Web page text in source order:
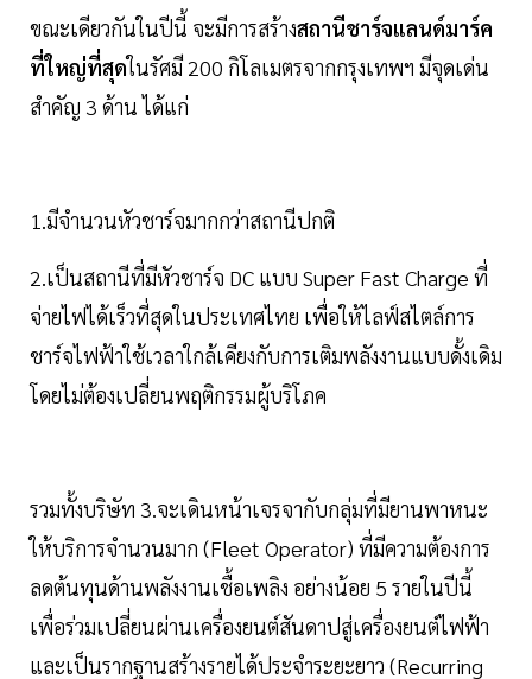
ขณะเดียวกันในปีนี้ จะมีการสร้างสถานีชาร์จแลนด์มาร์ค
ที่ใหญ่ที่สุดในรัศมี 200 กิโลเมตรจากกรุงเทพฯ มีจุดเด่น
สำคัญ 3 ด้าน ได้แก่
1.มีจำนวนหัวชาร์จมากกว่าสถานีปกติ
2.เป็นสถานีที่มีหัวชาร์จ DC แบบ Super Fast Charge ที่
จ่ายไฟได้เร็วที่สุดในประเทศไทย เพื่อให้ไลฟ์สไตล์การ
ชาร์จไฟฟ้าใช้เวลาใกล้เคียงกับการเติมพลังงานแบบดั้งเดิม
โดยไม่ต้องเปลี่ยนพฤติกรรมผู้บริโภค
รวมทั้งบริษัท 3.จะเดินหน้าเจรจากับกลุ่มที่มียานพาหนะ
ให้บริการจำนวนมาก (Fleet Operator) ที่มีความต้องการ
ลดต้นทุนด้านพลังงานเชื้อเพลิง อย่างน้อย 5 รายในปีนี้
เพื่อร่วมเปลี่ยนผ่านเครื่องยนต์สันดาปสู่เครื่องยนต์ไฟฟ้า
และเป็นรากฐานสร้างรายได้ประจำระยะยาว (Recurring